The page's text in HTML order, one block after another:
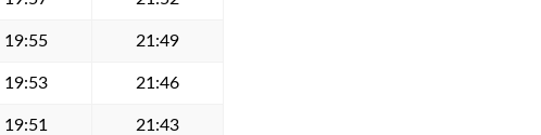
19:55 21:49
19:53 21:46
19:51 21:43